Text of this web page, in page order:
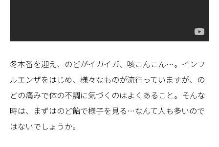
冬本番を迎え、のどがイガイガ、咳こんこん…。インフ
ルエンザをはじめ、様々なものが流行っていますが、の
どの痛みで体の不調に気づくのはよくあること。そんな
時は、まずはのど飴で様子を見る…なんて人も多いので
はないでしょうか。